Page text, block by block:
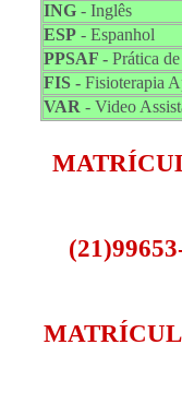
ING - Inglês
ESP - Espanhol
PPSAF -Prática
FIS -Fisioterapia
VAR - Video